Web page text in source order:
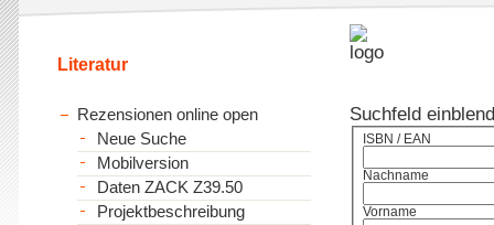
Suchfeld
ISBN / EAN
Nachname
Vorname
Literatur
Rezensionen online open
Neue Suche
Mobilversion
Daten ZACK Z39.50
Projektbeschreibung